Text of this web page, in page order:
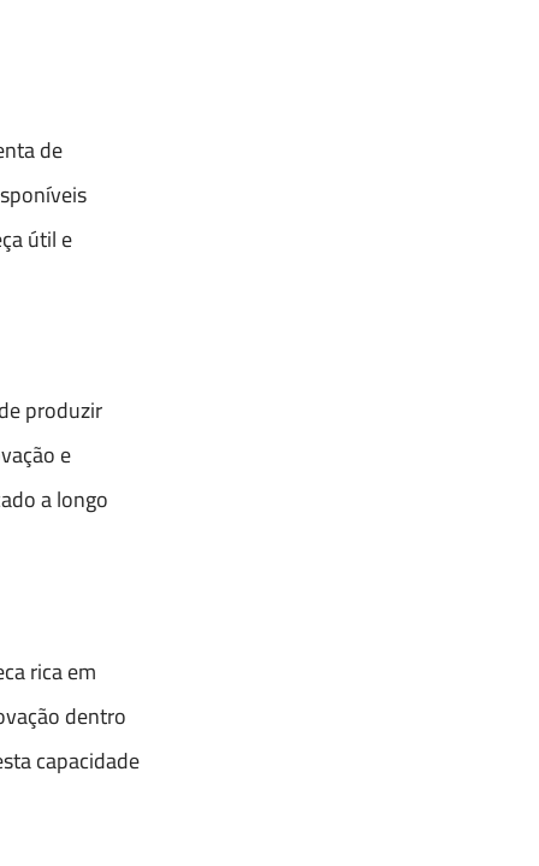
de
útil e
produzir
e
a longo
rica em
dentro
capacidade